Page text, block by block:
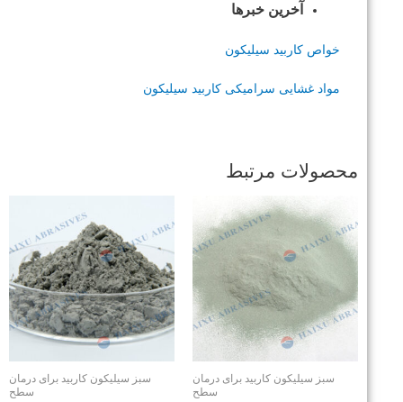
آخرین خبرها
خواص کاربید سیلیکون
مواد غشایی سرامیکی کاربید سیلیکون
محصولات مرتبط
سبز سیلیکون کاربید برای درمان
سطح
سبز سیلیکون کاربید برای درمان
سطح